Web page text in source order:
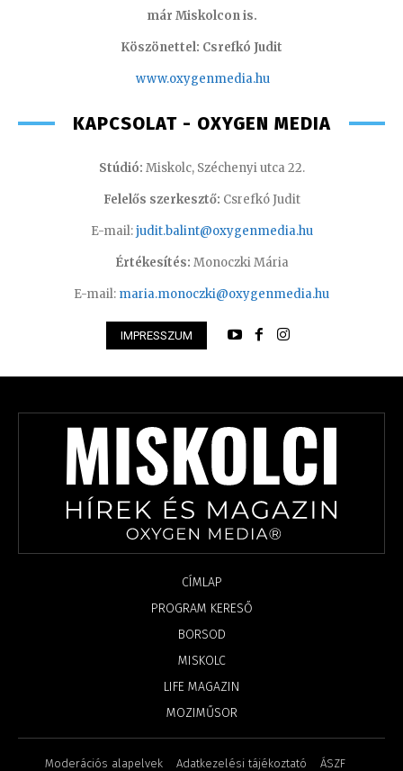
már Miskolcon is.
Köszönettel: Csrefkó Judit
www.oxygenmedia.hu
KAPCSOLAT - OXYGEN MEDIA
Stúdió: Miskolc, Széchenyi utca 22.
Felelős szerkesztő: Csrefkó Judit
E-mail:judit.balint@oxygenmedia.hu
Értékesítés: Monoczki Mária
E-mail: maria.monoczki@oxygenmedia.hu
IMPRESSZUM
CÍMLAP
PROGRAM KERESŐ
BORSOD
MISKOLC
LIFE MAGAZIN
MOZIMŰSOR
Moderációs alapelvek Adatkezelési tájékoztató ÁSZF